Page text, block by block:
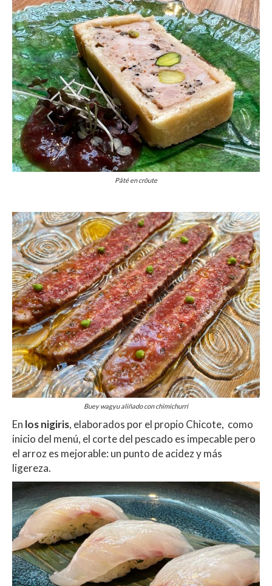
Pâté en crôute
Buey wagyu aliñado con chimichurri
En los nigiris, elaborados por el propio Chicote, como
inicio del menú, el corte del pescado es impecable pero
el arroz es mejorable: un punto de acidez y más
ligereza.